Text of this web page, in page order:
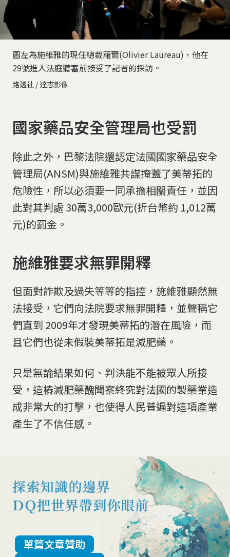
圖左為施維雅的現任總裁羅爾(Olivier Laureau)，他在
29號進入法庭聽審前接受了記者的採訪。
路透社 / 達志影像
國家藥品安全管理局也受罰
除此之外，巴黎法院還認定法國國家藥品安全
管理局(ANSM)與施維雅共謀掩蓋了美蒂拓的
危險性，所以必須要一同承擔相關責任，並因
此對其判處 30萬3,000歐元(折台幣約 1,012萬
元)的罰金。
施維雅要求無罪開釋
但面對詐欺及過失等等的指控，施維雅顯然無
法接受，它們向法院要求無罪開釋，並聲稱它
們直到 2009年才發現美蒂拓的潛在風險，而
且它們也從未假裝美蒂拓是減肥藥。
只是無論結果如何、判決能不能被眾人所接
受，這樁減肥藥醜聞案終究對法國的製藥業造
成非常大的打擊，也使得人民普遍對這項產業
產生了不信任感。
單篇文章贊助